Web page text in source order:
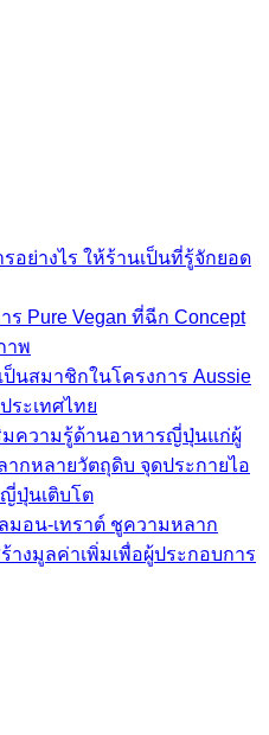
อย่างไร ให้ร้านเป็นที่รู้จักยอด
ร Pure Vegan ที่ฉีก Concept
าพ
ป็นสมาชิกในโครงการ Aussie
ระเทศไทย
มความรู้ด้านอาหารญี่ปุ่นแก่ผู้
กหลายวัตถุดิบ จุดประกายไอ
ปุ่นเติบโต
มอน-เทราต์ ชูความหลาก
างมูลค่าเพิ่มเพื่อผู้ประกอบการ